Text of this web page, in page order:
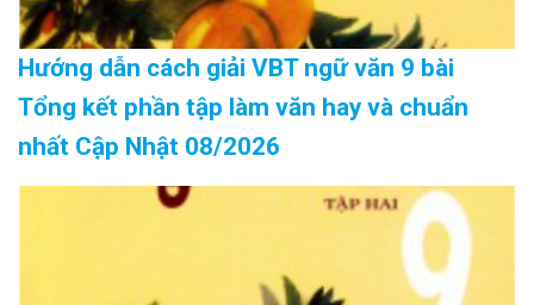
Hướng dẫn cách giải VBT ngữ văn 9 bài
Tổng kết phần tập làm văn hay và chuẩn
nhất Cập Nhật 08/2026